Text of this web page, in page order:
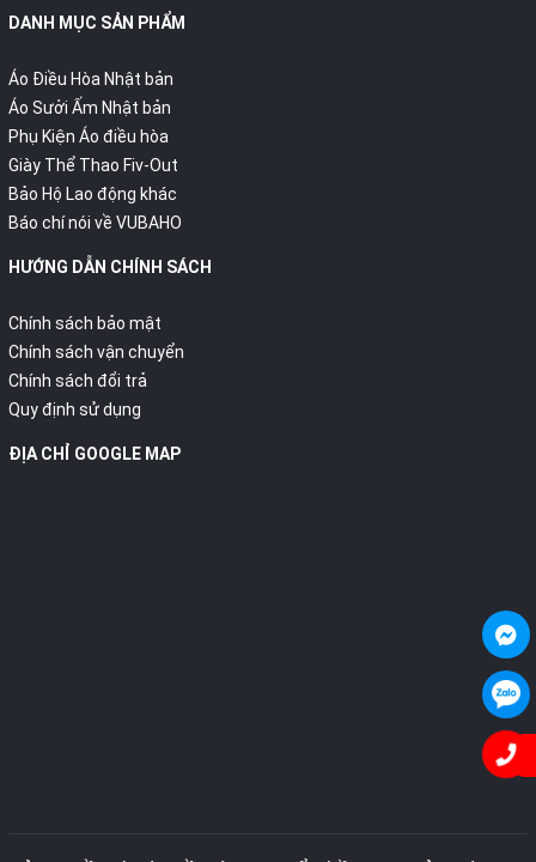
DANH MỤC SẢN PHẨM
Áo Điều Hòa Nhật bản
Áo Sưởi Ấm Nhật bản
Phụ Kiện Áo điều hòa
Giày Thể Thao Fiv-Out
Bảo Hộ Lao động khác
Báo chí nói về VUBAHO
HƯỚNG DẪN CHÍNH SÁCH
Chính sách bảo mật
Chính sách vận chuyển
Chính sách đổi trả
Quy định sử dụng
ĐỊA CHỈ GOOGLE MAP